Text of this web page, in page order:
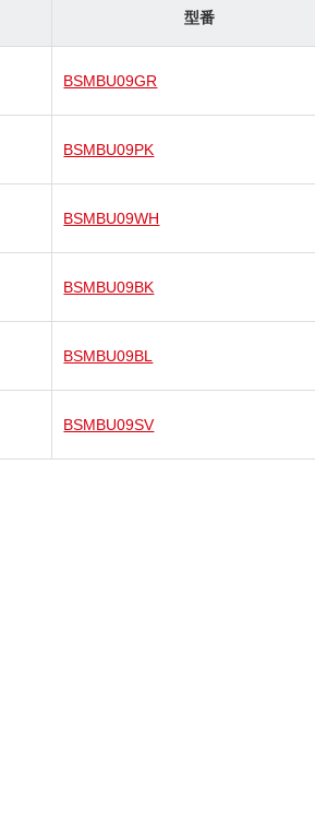
型番
BSMBU09GR
BSMBU09PK
BSMBU09WH
BSMBU09BK
BSMBU09BL
BSMBU09SV